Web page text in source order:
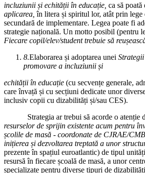
incluziunii și echității în educație, ca să
aplicarea,în litera și spiritul lor, atât prin lege
secundară de implementare. Legea poate fi
strategie națională. Un motto posibil (pentru
Fiecare copil/elev/student trebuie să
8.Elaborarea și adoptarea unei
promovare a incluziunii și
echității în educație (cu secvențe generale,
care învață și cu secțiuni dedicate unor
inclusiv copii cu dizabilități și/sau CES).
Strategia ar trebui să acorde o atenție
resurselor de sprijin existente acum pentru
școlile de masă - coordonate de CJRAE/
inițierea și dezvoltarea treptată a unor
prezente în spațiul euroatlantic) de tipul
resursă în fiecare școală de masă, a unor
specializate pentru diverse tipuri de